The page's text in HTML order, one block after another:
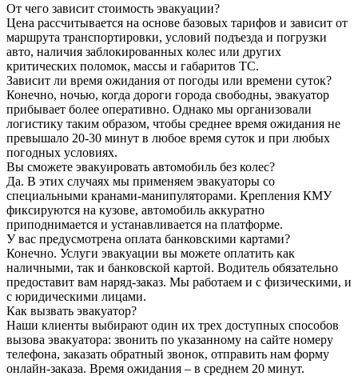
От чего зависит стоимость эвакуации?
Цена рассчитывается на основе базовых тарифов и зависит от
маршрута транспортировки, условий подъезда и погрузки
авто, наличия заблокированных колес или других
критических поломок, массы и габаритов ТС.
Зависит ли время ожидания от погоды или времени суток?
Конечно, ночью, когда дороги города свободны, эвакуатор
прибывает более оперативно. Однако мы организовали
логистику таким образом, чтобы среднее время ожидания не
превышало 20-30 минут в любое время суток и при любых
погодных условиях.
Вы сможете эвакуировать автомобиль без колес?
Да. В этих случаях мы применяем эвакуаторы со
специальными кранами-манипуляторами. Крепления КМУ
фиксируются на кузове, автомобиль аккуратно
приподнимается и устанавливается на платформе.
У вас предусмотрена оплата банковскими картами?
Конечно. Услуги эвакуации вы можете оплатить как
наличными, так и банковской картой. Водитель обязательно
предоставит вам наряд-заказ. Мы работаем и с физическими, и
с юридическими лицами.
Как вызвать эвакуатор?
Наши клиенты выбирают один их трех доступных способов
вызова эвакуатора: звонить по указанному на сайте номеру
телефона, заказать обратный звонок, отправить нам форму
онлайн-заказа. Время ожидания – в среднем 20 минут.